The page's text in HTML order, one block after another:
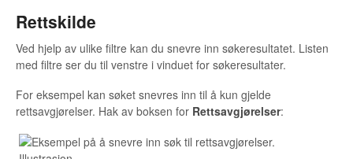
Rettskilde
Ved hjelp av ulike filtre kan du snevre inn søkeresultatet. Listen
med filtre ser du til venstre i vinduet for søkeresultater.
For eksempel kan søket snevres inn til å kun gjelde
rettsavgjørelser. Hak av boksen for Rettsavgjørelser: